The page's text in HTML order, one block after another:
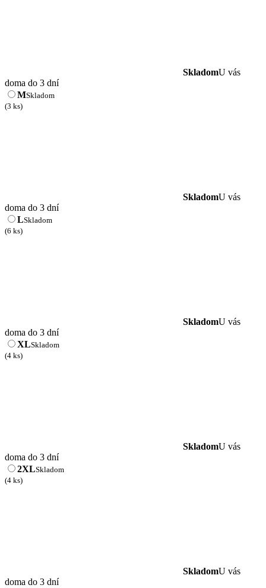
SkladomU vás
doma do 3 dní
MSkladom
(3 ks)
SkladomU vás
doma do 3 dní
LSkladom
(6 ks)
SkladomU vás
doma do 3 dní
XLSkladom
(4 ks)
SkladomU vás
doma do 3 dní
2XLSkladom
(4 ks)
SkladomU vás
doma do 3 dní